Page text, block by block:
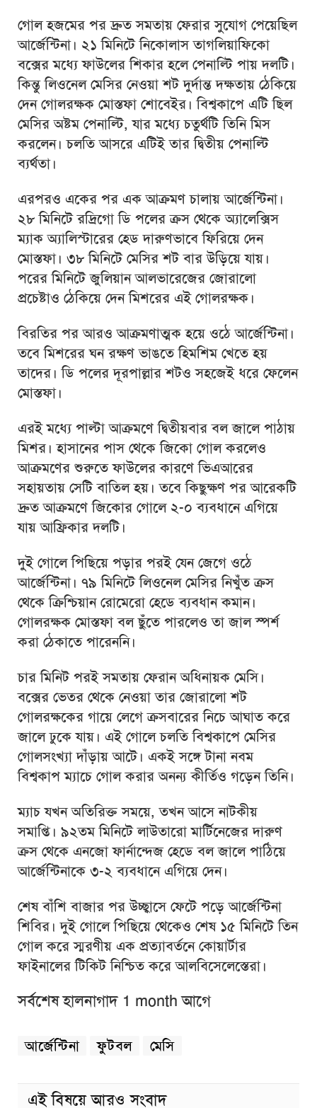
গোল হজমের পর দ্রুত সমতায় ফেরার সুযোগ পেয়েছিল
আর্জেন্টিনা। ২১ মিনিটে নিকোলাস তাগলিয়াফিকো
বক্সের মধ্যে ফাউলের শিকার হলে পেনাল্টি পায় দলটি।
কিন্তু লিওনেল মেসির নেওয়া শট দুর্দান্ত দক্ষতায় ঠেকিয়ে
দেন গোলরক্ষক মোস্তফা শোবেইর। বিশ্বকাপে এটি ছিল
মেসির অষ্টম পেনাল্টি, যার মধ্যে চতুর্থটি তিনি মিস
করলেন। চলতি আসরে এটিই তার দ্বিতীয় পেনাল্টি
ব্যর্থতা।
এরপরও একের পর এক আক্রমণ চালায় আর্জেন্টিনা।
২৮ মিনিটে রদ্রিগো ডি পলের ক্রস থেকে অ্যালেক্সিস
ম্যাক অ্যালিস্টারের হেড দারুণভাবে ফিরিয়ে দেন
মোস্তফা। ৩৮ মিনিটে মেসির শট বার উড়িয়ে যায়।
পরের মিনিটে জুলিয়ান আলভারেজের জোরালো
প্রচেষ্টাও ঠেকিয়ে দেন মিশরের এই গোলরক্ষক।
বিরতির পর আরও আক্রমণাত্মক হয়ে ওঠে আর্জেন্টিনা।
তবে মিশরের ঘন রক্ষণ ভাঙতে হিমশিম খেতে হয়
তাদের। ডি পলের দূরপাল্লার শটও সহজেই ধরে ফেলেন
মোস্তফা।
এরই মধ্যে পাল্টা আক্রমণে দ্বিতীয়বার বল জালে পাঠায়
মিশর। হাসানের পাস থেকে জিকো গোল করলেও
আক্রমণের শুরুতে ফাউলের কারণে ভিএআরের
সহায়তায় সেটি বাতিল হয়। তবে কিছুক্ষণ পর আরেকটি
দ্রুত আক্রমণে জিকোর গোলে ২-০ ব্যবধানে এগিয়ে
যায় আফ্রিকার দলটি।
দুই গোলে পিছিয়ে পড়ার পরই যেন জেগে ওঠে
আর্জেন্টিনা। ৭৯ মিনিটে লিওনেল মেসির নিখুঁত ক্রস
থেকে ক্রিশ্চিয়ান রোমেরো হেডে ব্যবধান কমান।
গোলরক্ষক মোস্তফা বল ছুঁতে পারলেও তা জাল স্পর্শ
করা ঠেকাতে পারেননি।
চার মিনিট পরই সমতায় ফেরান অধিনায়ক মেসি।
বক্সের ভেতর থেকে নেওয়া তার জোরালো শট
গোলরক্ষকের গায়ে লেগে ক্রসবারের নিচে আঘাত করে
জালে ঢুকে যায়। এই গোলে চলতি বিশ্বকাপে মেসির
গোলসংখ্যা দাঁড়ায় আটে। একই সঙ্গে টানা নবম
বিশ্বকাপ ম্যাচে গোল করার অনন্য কীর্তিও গড়েন তিনি।
ম্যাচ যখন অতিরিক্ত সময়ে, তখন আসে নাটকীয়
সমাপ্তি। ৯২তম মিনিটে লাউতারো মার্টিনেজের দারুণ
ক্রস থেকে এনজো ফার্নান্দেজ হেডে বল জালে পাঠিয়ে
আর্জেন্টিনাকে ৩-২ ব্যবধানে এগিয়ে দেন।
শেষ বাঁশি বাজার পর উচ্ছ্বাসে ফেটে পড়ে আর্জেন্টিনা
শিবির। দুই গোলে পিছিয়ে থেকেও শেষ ১৫ মিনিটে তিন
গোল করে স্মরণীয় এক প্রত্যাবর্তনে কোয়ার্টার
ফাইনালের টিকিট নিশ্চিত করে আলবিসেলেস্তেরা।
সর্বশেষ হালনাগাদ 1 month আগে
আর্জেন্টিনা ফুটবল মেসি
এই বিষয়ে আরও সংবাদ